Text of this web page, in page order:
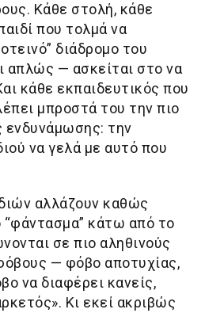
Κάθε στολή, κάθε
που τολμά να
διάδρομο του
απλώς — ασκείται στο να
κάθε εκπαιδευτικός που
μπροστά του την πιο
ενδυνάμωσης: την
να γελά με αυτό που
αλλάζουν καθώς
κάτω από το
σε πιο αληθινούς
— φόβο αποτυχίας,
να διαφέρει κανείς,
Κι εκεί ακριβώς